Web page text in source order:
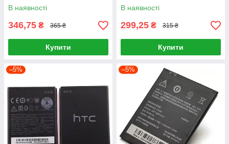
В наявності
346,75 ₴ 365 ₴
Купити
В наявності
299,25 ₴ 315 ₴
Купити
–5% –5%